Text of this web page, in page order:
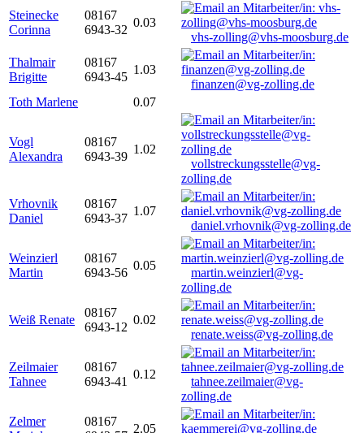
Steinecke
Corinna
08167
6943-32
0.03
vhs-zolling@vhs-moosburg.de
Thalmair
Brigitte
08167
6943-45
1.03
finanzen@vg-zolling.de
Toth Marlene
0.07
Vogl
Alexandra
08167
6943-39
1.02
vollstreckungsstelle@vg-
zolling.de
Vrhovnik
Daniel
08167
6943-37
1.07
daniel.vrhovnik@vg-zolling.de
Weinzierl
Martin
08167
6943-56
0.05
martin.weinzierl@vg-
zolling.de
Weiß Renate
08167
6943-12
0.02
renate.weiss@vg-zolling.de
Zeilmaier
Tahnee
08167
6943-41
0.12
tahnee.zeilmaier@vg-
zolling.de
Zelmer
08167
2.05